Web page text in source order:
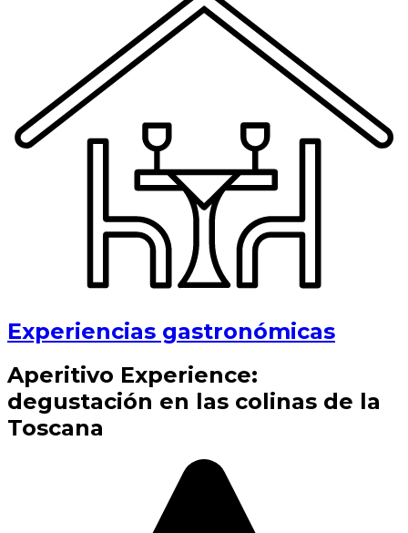
Experiencias gastronómicas
Aperitivo Experience:
degustación en las colinas de la
Toscana